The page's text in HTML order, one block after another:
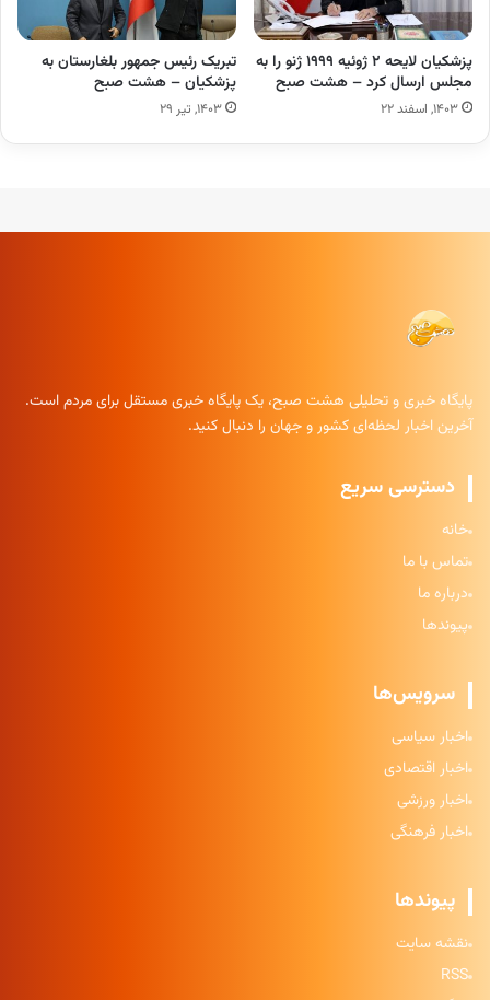
پزشکیان لایحه ۲ ژوئیه ۱۹۹۹ ژنو را به
مجلس ارسال کرد – هشت صبح
۱۴۰۳, اسفند ۲۲
تبریک رئیس جمهور بلغارستان به
پزشکیان – هشت صبح
۱۴۰۳, تیر ۲۹
پایگاه خبری و تحلیلی هشت صبح، یک پایگاه خبری مستقل برای مردم است.
آخرین اخبار لحظه‌ای کشور و جهان را دنبال کنید.
دسترسی سریع
خانه
تماس با ما
درباره ما
پیوندها
سرویس‌ها
اخبار سیاسی
اخبار اقتصادی
اخبار ورزشی
اخبار فرهنگی
پیوندها
نقشه سایت
RSS